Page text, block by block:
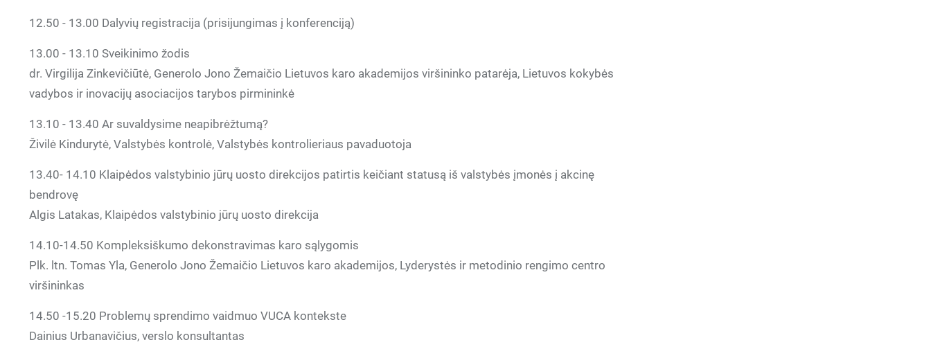
12.50 - 13.00 Dalyvių registracija (prisijungimas į konferenciją)
13.00 - 13.10 Sveikinimo žodis
dr. Virgilija Zinkevičiūtė, Generolo Jono Žemaičio Lietuvos karo akademijos viršininko patarėja, Lietuvos kokybės
vadybos ir inovacijų asociacijos tarybos pirmininkė
13.10 - 13.40 Ar suvaldysime neapibrėžtumą?
Živilė Kindurytė, Valstybės kontrolė, Valstybės kontrolieriaus pavaduotoja
13.40- 14.10 Klaipėdos valstybinio jūrų uosto direkcijos patirtis keičiant statusą iš valstybės įmonės į akcinę
bendrovę
Algis Latakas, Klaipėdos valstybinio jūrų uosto direkcija
14.10-14.50 Kompleksiškumo dekonstravimas karo sąlygomis
Plk. ltn. Tomas Yla, Generolo Jono Žemaičio Lietuvos karo akademijos, Lyderystės ir metodinio rengimo centro
viršininkas
14.50 -15.20 Problemų sprendimo vaidmuo VUCA kontekste
Dainius Urbanavičius, verslo konsultantas